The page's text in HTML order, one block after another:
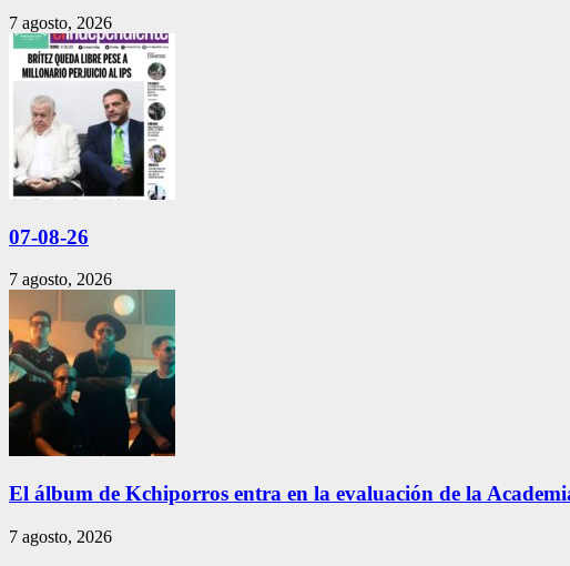
7 agosto, 2026
07-08-26
7 agosto, 2026
El álbum de Kchiporros entra en la evaluación de la
7 agosto, 2026